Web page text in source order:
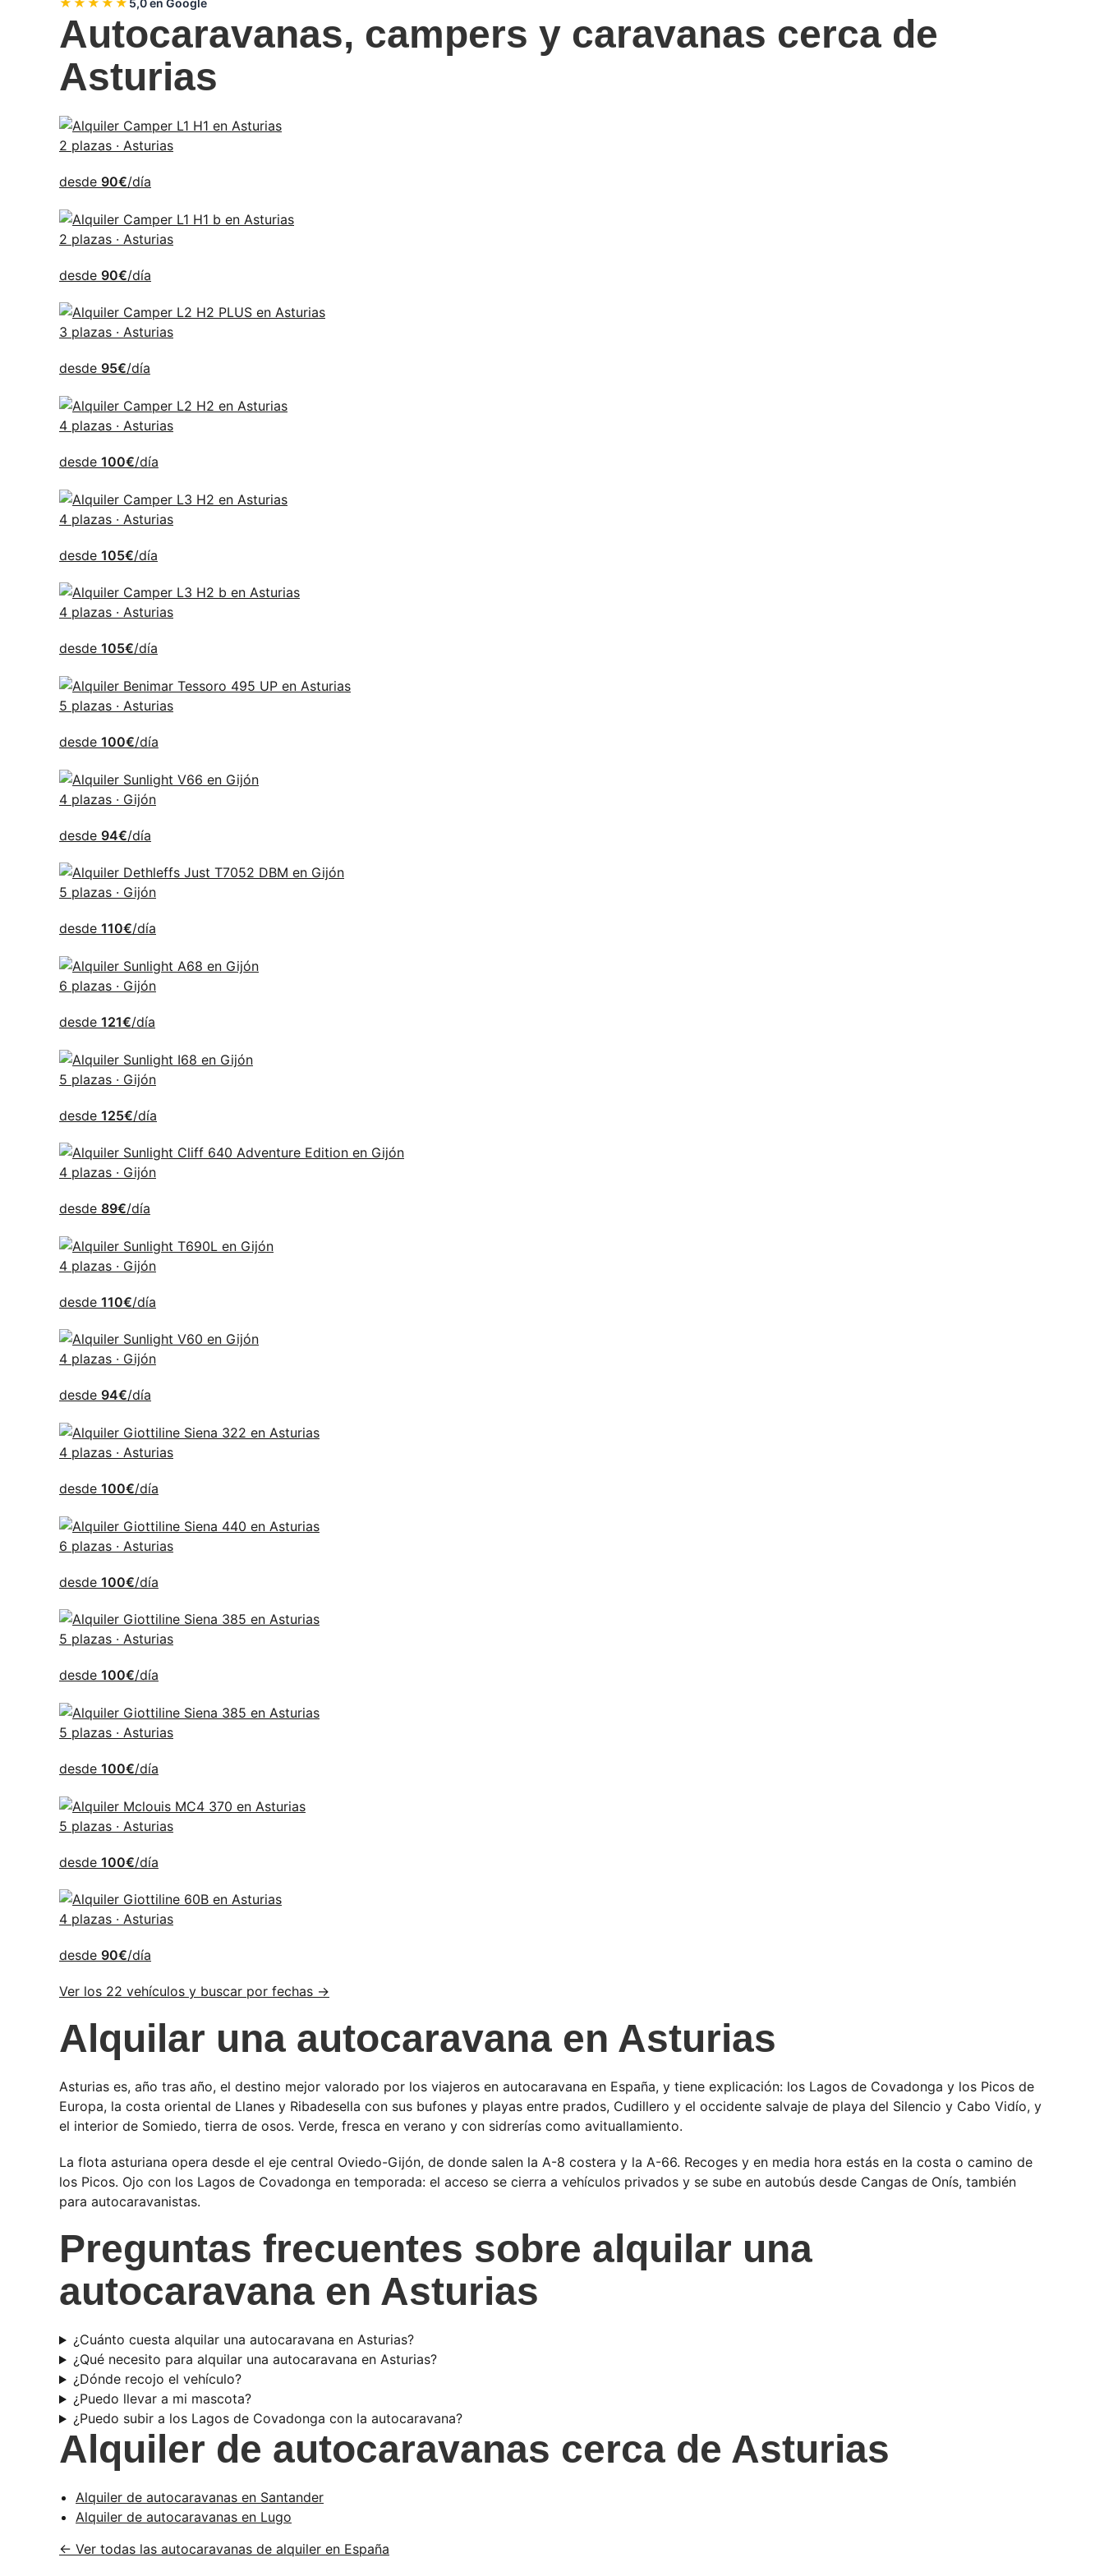
Autocaravanas, campers y caravanas cerca de
Asturias
2 plazas · Asturias
desde 90€/día
2 plazas · Asturias
desde 90€/día
3 plazas · Asturias
desde 95€/día
4 plazas · Asturias
desde 100€/día
4 plazas · Asturias
desde 105€/día
4 plazas · Asturias
desde 105€/día
5 plazas · Asturias
desde 100€/día
4 plazas · Gijón
desde 94€/día
5 plazas · Gijón
desde 110€/día
6 plazas · Gijón
desde 121€/día
5 plazas · Gijón
desde 125€/día
4 plazas · Gijón
desde 89€/día
4 plazas · Gijón
desde 110€/día
4 plazas · Gijón
desde 94€/día
4 plazas · Asturias
desde 100€/día
6 plazas · Asturias
desde 100€/día
5 plazas · Asturias
desde 100€/día
5 plazas · Asturias
desde 100€/día
5 plazas · Asturias
desde 100€/día
4 plazas · Asturias
desde 90€/día
Ver los 22 vehículos y buscar por fechas →
Alquilar una autocaravana en Asturias
Asturias es, año tras año, el destino mejor valorado por los viajeros en autocaravana en España, y tiene explicación: los Lagos de Covadonga y los Picos de
Europa, la costa oriental de Llanes y Ribadesella con sus bufones y playas entre prados, Cudillero y el occidente salvaje de playa del Silencio y Cabo Vidío, y
el interior de Somiedo, tierra de osos. Verde, fresca en verano y con sidrerías como avituallamiento.
La flota asturiana opera desde el eje central Oviedo-Gijón, de donde salen la A-8 costera y la A-66. Recoges y en media hora estás en la costa o camino de
los Picos. Ojo con los Lagos de Covadonga en temporada: el acceso se cierra a vehículos privados y se sube en autobús desde Cangas de Onís, también
para autocaravanistas.
Preguntas frecuentes sobre alquilar una
autocaravana en Asturias
¿Cuánto cuesta alquilar una autocaravana en Asturias?
¿Qué necesito para alquilar una autocaravana en Asturias?
¿Dónde recojo el vehículo?
¿Puedo llevar a mi mascota?
¿Puedo subir a los Lagos de Covadonga con la autocaravana?
Alquiler de autocaravanas cerca de Asturias
Alquiler de autocaravanas en Santander
Alquiler de autocaravanas en Lugo
← Ver todas las autocaravanas de alquiler en España